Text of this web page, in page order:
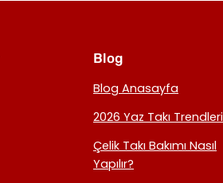
Blog
Blog Anasayfa
2026 Yaz Takı Trendleri
Çelik Takı Bakımı Nasıl
Yapılır?